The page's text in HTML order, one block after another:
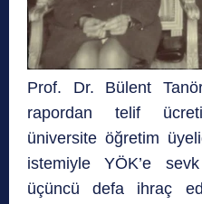
Prof. Dr. Bülent
rapordan telif
üniversite öğretim
istemiyle YÖK’e
üçüncü defa ihraç